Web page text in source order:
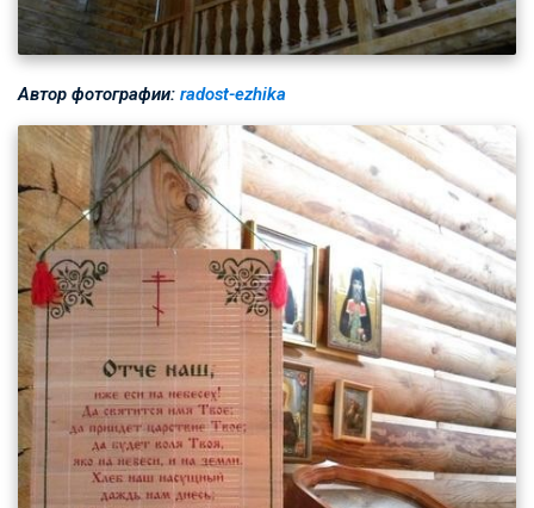
Автор фотографии: radost-ezhika